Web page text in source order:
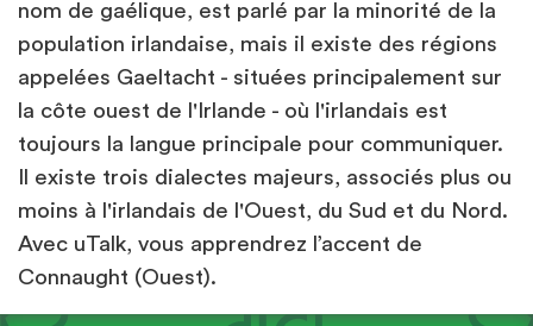
nom de gaélique, est parlé par la minorité de la
population irlandaise, mais il existe des régions
appelées Gaeltacht - situées principalement sur
la côte ouest de l'Irlande - où l'irlandais est
toujours la langue principale pour communiquer.
Il existe trois dialectes majeurs, associés plus ou
moins à l'irlandais de l'Ouest, du Sud et du Nord.
Avec uTalk, vous apprendrez l’accent de
Connaught (Ouest).